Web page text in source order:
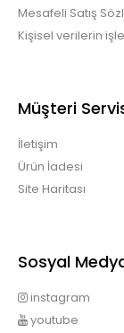
Mesafeli Satış
Kişisel verilerin
Müşteri
İletişim
Ürün İadesi
Site Haritası
Sosyal
instagram
youtube